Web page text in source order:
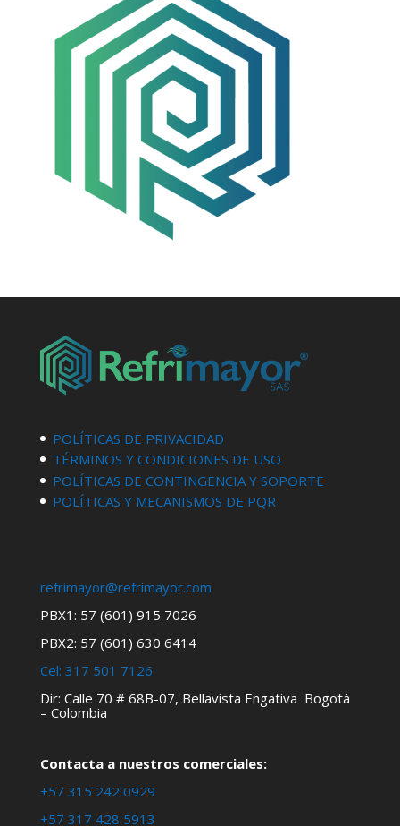
POLÍTICAS DE PRIVACIDAD
TÉRMINOS Y CONDICIONES DE USO
POLÍTICAS DE CONTINGENCIA Y SOPORTE
POLÍTICAS Y MECANISMOS DE PQR
refrimayor@refrimayor.com
PBX1: 57 (601) 915 7026
PBX2: 57 (601) 630 6414
Cel: 317 501 7126
Dir: Calle 70 # 68B-07, Bellavista Engativa Bogotá
– Colombia
Contacta a nuestros comerciales:
+57 315 242 0929
+57 317 428 5913